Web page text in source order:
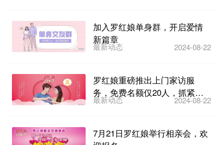
加入罗红娘单身群，开启爱情
新篇章
最新动态 2024-08-22
罗红娘重磅推出上门家访服
务，免费名额仅20人，抓紧报
名！
最新动态 2024-08-22
7月21日罗红娘举行相亲会，欢